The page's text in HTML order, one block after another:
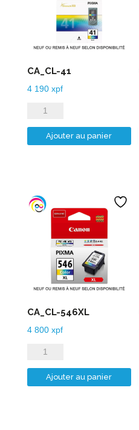
CA_CL-41
4 190 xpf
quantité
de
CA_CL-
Ajouter au panier
CA_CL-546XL
4 800 xpf
quantité
de
CA_CL-
Ajouter au panier